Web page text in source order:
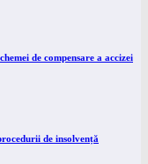
de compensare a accizei
de insolvență